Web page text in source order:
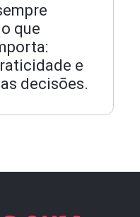
que
e
decisões.